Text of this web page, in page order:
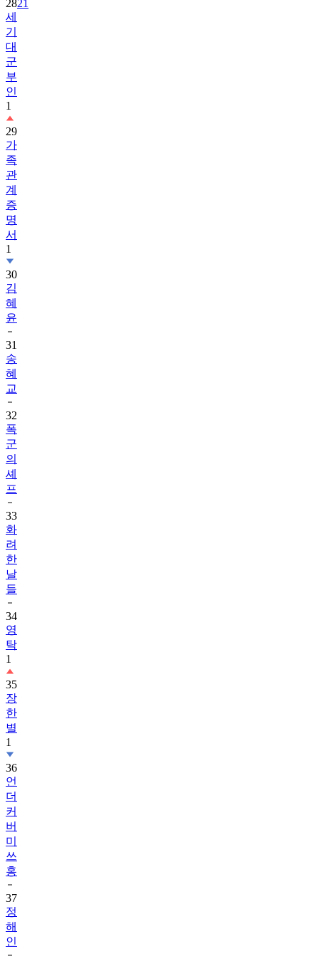
2821
세
기
대
군
부
인
1
29
가
족
관
계
증
명
서
1
30
김
혜
윤
31
송
혜
교
32
폭
군
의
셰
프
33
화
려
한
날
들
34
영
탁
1
35
장
한
별
1
36
언
더
커
버
미
쓰
홍
37
정
해
인